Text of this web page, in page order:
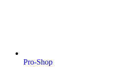
Pro-Shop